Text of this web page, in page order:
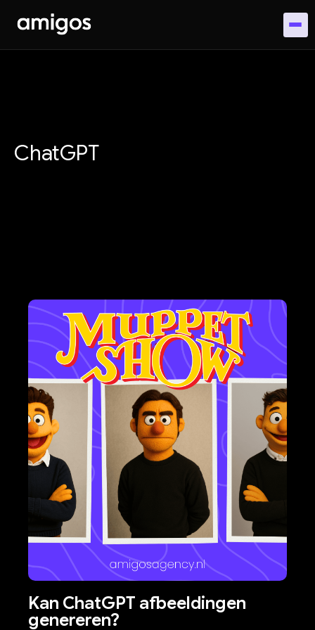
ChatGPT
Kan ChatGPT afbeeldingen
genereren?